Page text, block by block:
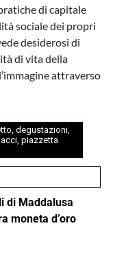
di capitale
sociale dei propri
desiderosi di
di vita della
attraverso
, degustazioni,
, piazzetta
di Maddalusa
moneta d’oro